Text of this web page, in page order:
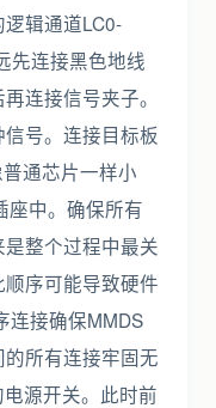
辑通道LC0-
先连接黑色地线
连接信号夹子。
号。连接目标板
通芯片一样小
座中。确保所有
整个过程中最关
序可能导致硬件
连接确保MMDS
所有连接牢固无
源开关。此时前